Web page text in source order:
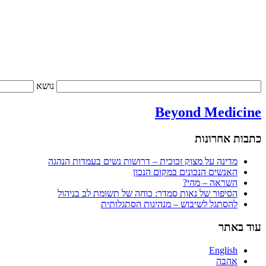
נושא
Beyond Medicine
כתבות אחרונות
מדינה על מצוק זכוכית – דרושות נשים בעמדות הנהגה
האנשים הנכונים במקום הנכון
השראה – מהי?
הסיפור של נאות סמדר: כוחה של תשומת לב בניהול
להסתגל לשיבוש – מנהיגות הסתגלותית
עוד באתר
English
אהבה